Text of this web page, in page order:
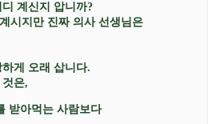
계신지 압니까?
시지만 진짜 의사 선생님은
게 오래 삽니다.
것은,
받아먹는 사람보다